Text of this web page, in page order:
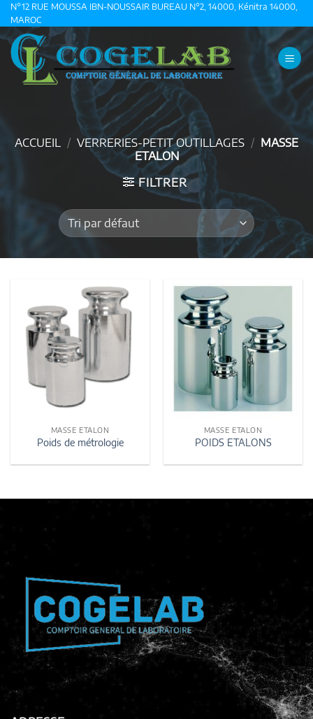
Passer
au
contenu
N°12 RUE MOUSSA IBN-NOUSSAIR BUREAU N°2, 14000, Kénitra 14000,
MAROC
ACCUEIL / VERRERIES-PETIT OUTILLAGES / MASSE
ETALON
FILTRER
MASSE ETALON
Poids de métrologie
MASSE ETALON
POIDS ETALONS